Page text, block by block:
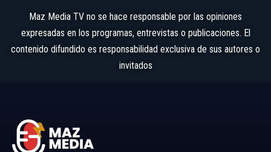
Maz Media TV no se hace responsable por las opiniones
expresadas en los programas, entrevistas o publicaciones. El
contenido difundido es responsabilidad exclusiva de sus autores o
invitados